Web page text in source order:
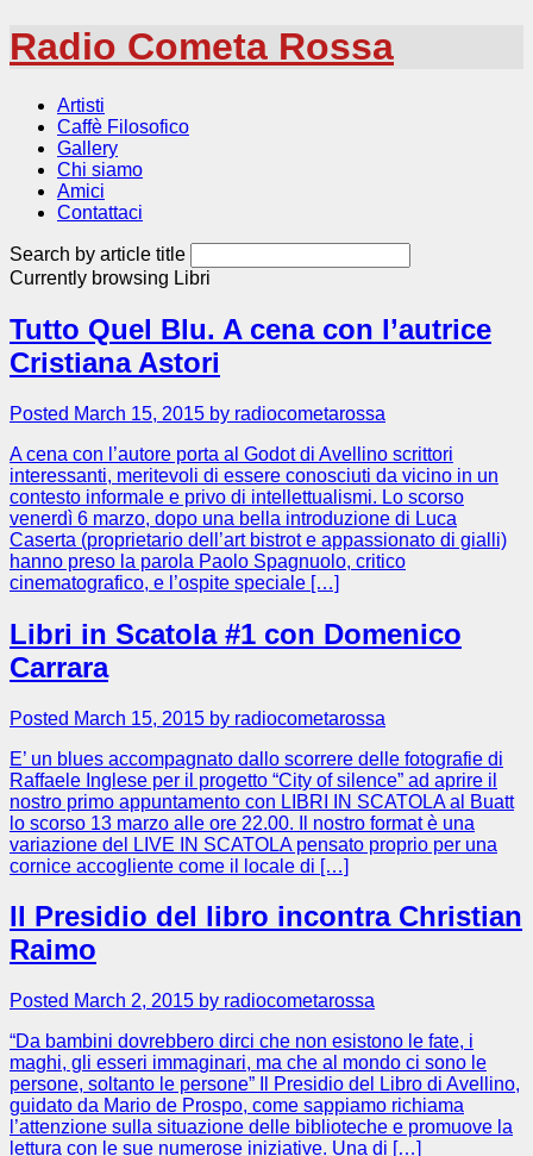
Radio Cometa Rossa
Artisti
Caffè Filosofico
Gallery
Chi siamo
Amici
Contattaci
Search by article title
Currently browsing Libri
Tutto Quel Blu. A cena con l’autrice
Cristiana Astori
Posted March 15, 2015 by radiocometarossa
A cena con l’autore porta al Godot di Avellino scrittori
interessanti, meritevoli di essere conosciuti da vicino in un
contesto informale e privo di intellettualismi. Lo scorso
venerdì 6 marzo, dopo una bella introduzione di Luca
Caserta (proprietario dell’art bistrot e appassionato di gialli)
hanno preso la parola Paolo Spagnuolo, critico
cinematografico, e l’ospite speciale […]
Libri in Scatola #1 con Domenico
Carrara
Posted March 15, 2015 by radiocometarossa
E’ un blues accompagnato dallo scorrere delle fotografie di
Raffaele Inglese per il progetto “City of silence” ad aprire il
nostro primo appuntamento con LIBRI IN SCATOLA al Buatt
lo scorso 13 marzo alle ore 22.00. Il nostro format è una
variazione del LIVE IN SCATOLA pensato proprio per una
cornice accogliente come il locale di […]
Il Presidio del libro incontra Christian
Raimo
Posted March 2, 2015 by radiocometarossa
“Da bambini dovrebbero dirci che non esistono le fate, i
maghi, gli esseri immaginari, ma che al mondo ci sono le
persone, soltanto le persone” Il Presidio del Libro di Avellino,
guidato da Mario de Prospo, come sappiamo richiama
l’attenzione sulla situazione delle biblioteche e promuove la
lettura con le sue numerose iniziative. Una di […]